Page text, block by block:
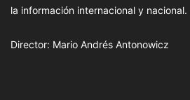
la información internacional y nacional.
Director: Mario Andrés Antonowicz